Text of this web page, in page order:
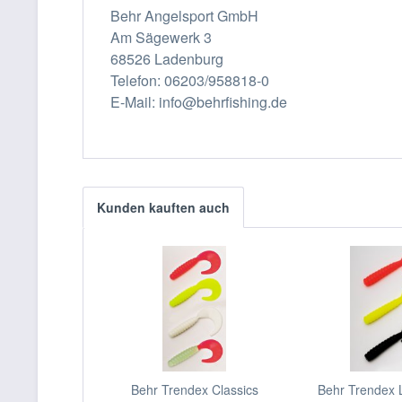
Behr Angelsport GmbH
Am Sägewerk 3
68526 Ladenburg
Telefon: 06203/958818-0
E-Mail: info@behrfishing.de
Kunden kauften auch
Behr Trendex Classics
Behr Trendex